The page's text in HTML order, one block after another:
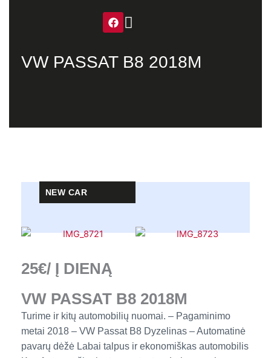
a
c
e
o
o
VW PASSAT B8 2018M
NEW CAR
25€/ Į DIENĄ
VW PASSAT B8 2018M
Turime ir kitų automobilių nuomai. – Pagaminimo
metai 2018 – VW Passat B8 Dyzelinas – Automatinė
pavarų dėžė Labai talpus ir ekonomiškas automobilis